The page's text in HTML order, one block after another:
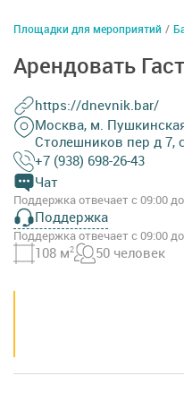
Площадки для мероприятий /
Арендовать
https://dnevnik.bar/
Москва, м.
Столешников пер д 7,
+7 (938) 698-26-43
Чат
Поддержка отвечает с 09:00
Поддержка
Поддержка отвечает с 09:00
108 м2 50 человек